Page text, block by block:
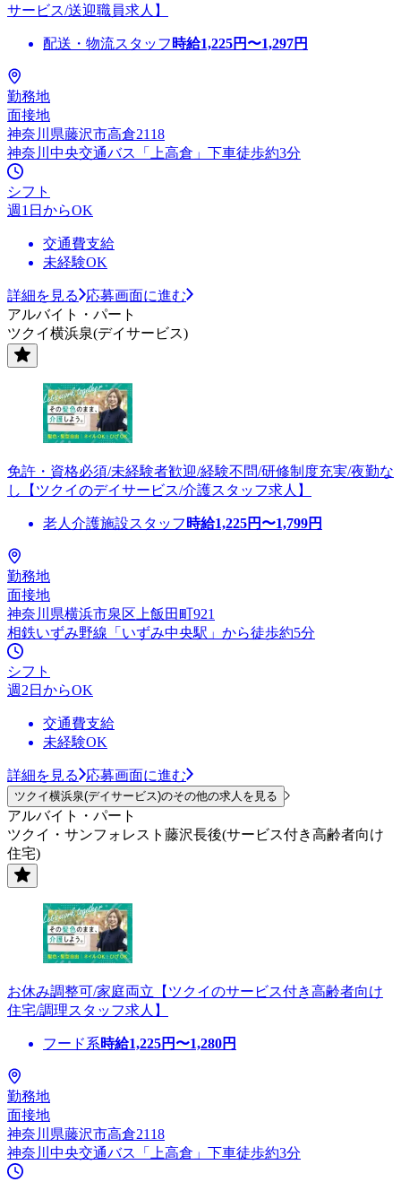
サービス/送迎職員求人】
配送・物流スタッフ 時給1,225円〜1,297円
勤務地
面接地
神奈川県藤沢市高倉2118
神奈川中央交通バス「上高倉」下車徒歩約3分
シフト
週1日からOK
交通費支給
未経験OK
詳細を見る
応募画面に進む
アルバイト・パート
ツクイ横浜泉(デイサービス)
免許・資格必須/未経験者歓迎/経験不問/研修制度充実/夜勤な
し【ツクイのデイサービス/介護スタッフ求人】
老人介護施設スタッフ 時給1,225円〜1,799円
勤務地
面接地
神奈川県横浜市泉区上飯田町921
相鉄いずみ野線「いずみ中央駅」から徒歩約5分
シフト
週2日からOK
交通費支給
未経験OK
詳細を見る 応募画面に進む
ツクイ横浜泉(デイサービス)のその他の求人を見る
アルバイト・パート
ツクイ・サンフォレスト藤沢長後(サービス付き高齢者向け
住宅)
お休み調整可/家庭両立【ツクイのサービス付き高齢者向け
住宅/調理スタッフ求人】
フード系時給1,225円〜1,280円
勤務地
面接地
神奈川県藤沢市高倉2118
神奈川中央交通バス「上高倉」下車徒歩約3分